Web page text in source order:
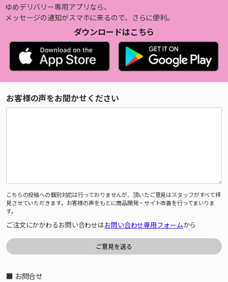
ゆめデリバリー専用アプリなら、
メッセージの通知がスマホに来るので、さらに便利。
ダウンロードはこちら
お客様の声をお聞かせください
こちらの投稿への個別対応は行っておりませんが、頂いたご意見はスタッフがすべて拝
見させていただきます。お客様の声をもとに商品開発・サイト改善を行ってまいりま
す。
ご注文にかかわるお問い合わせはお問い合わせ専用フォームから
■ お問合せ